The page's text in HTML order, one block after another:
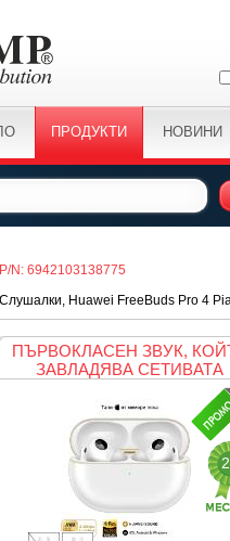
ПРОДУКТИ НОВИНИ
P/N: 6942103138775
Слушалки, Huawei FreeBuds Pro 4
ПЪРВОКЛАСЕН ЗВУК,
ЗАВЛАДЯВА СЕТИВАТА